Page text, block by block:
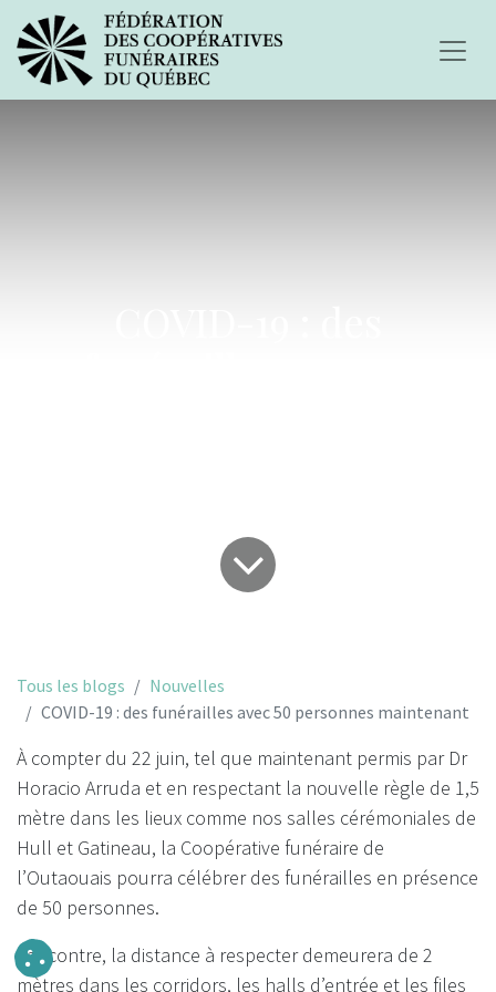
Tous les blogs
Nouvelles
COVID-19 : des funérailles avec 50 personnes maintenant
À compter du 22 juin, tel que maintenant permis par Dr
Horacio Arruda et en respectant la nouvelle règle de 1,5
mètre dans les lieux comme nos salles cérémoniales de
Hull et Gatineau, la Coopérative funéraire de
l’Outaouais pourra célébrer des funérailles en présence
de 50 personnes.
Par contre, la distance à respecter demeurera de 2
mètres dans les corridors, les halls d’entrée et les files